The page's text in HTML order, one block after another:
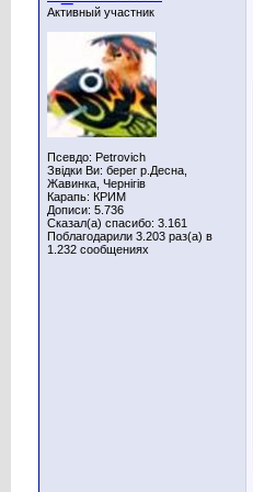
Активный участник
Псевдо: Petrovich
Звідки Ви: берег р.Десна,
Жавинка, Чернігів
Карапь: КРИМ
Дописи: 5.736
Сказал(а) спасибо: 3.161
Поблагодарили 3.203 раз(а) в
1.232 сообщениях